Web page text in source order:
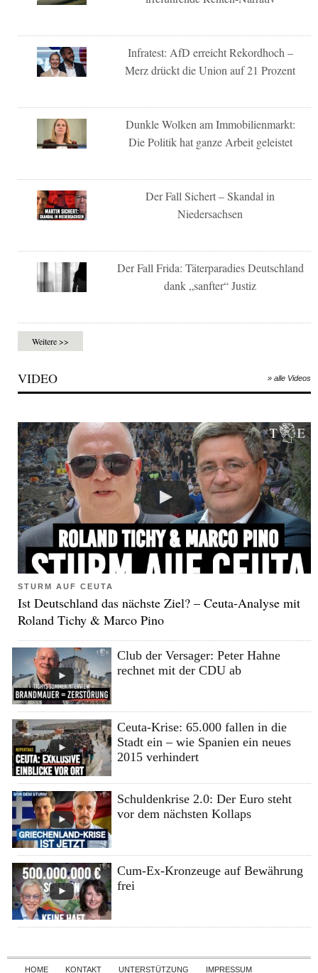
Infratest: AfD erreicht Rekordhoch –
Merz drückt die Union auf 21 Prozent
Dunkle Wolken am Immobilienmarkt:
Die Politik hat ganze Arbeit geleistet
Der Fall Sichert – Skandal in
Niedersachsen
Der Fall Frida: Täterparadies Deutschland
dank „sanfter“ Justiz
Weitere >>
VIDEO » alle Videos
STURM AUF CEUTA
Ist Deutschland das nächste Ziel? – Ceuta-Analyse mit
Roland Tichy & Marco Pino
Club der Versager: Peter Hahne
rechnet mit der CDU ab
Ceuta-Krise: 65.000 fallen in die
Stadt ein – wie Spanien ein neues
2015 verhindert
Schuldenkrise 2.0: Der Euro steht
vor dem nächsten Kollaps
Cum-Ex-Kronzeuge auf Bewährung
frei
Skip to content
HOME KONTAKT UNTERSTÜTZUNG IMPRESSUM